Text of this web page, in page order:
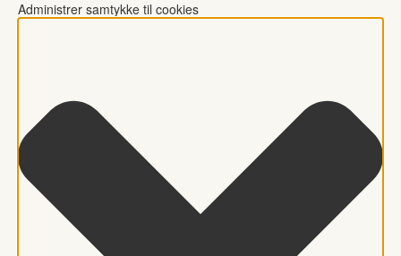
Administrer samtykke til cookies